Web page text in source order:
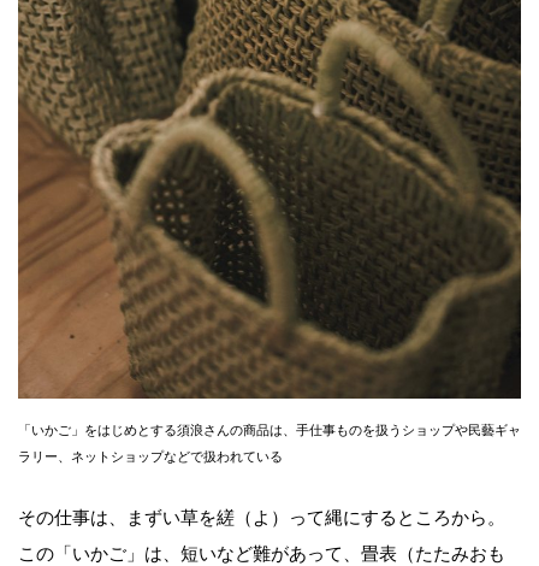
「いかご」をはじめとする須浪さんの商品は、手仕事ものを扱うショップや民藝ギャ
ラリー、ネットショップなどで扱われている
その仕事は、まずい草を縒（よ）って縄にするところから。
この「いかご」は、短いなど難があって、畳表（たたみおも